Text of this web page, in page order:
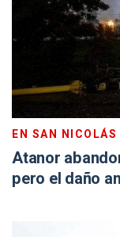
EN SAN NICOLÁS
Atanor
pero el daño